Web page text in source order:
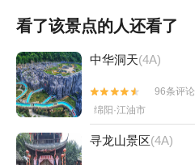
看了该景点的人还看了
中华洞天(4A)


96条评论
绵阳·江油市
寻龙山景区(4A)